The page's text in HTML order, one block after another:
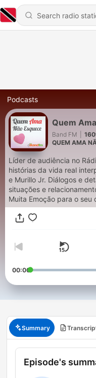
Podcasts
Quem
Band FM
QUEM AMA
Líder de audiência no
histórias da vida real
e Murillo Jr. Diálogos e
situações e
Muita Emoção para o seu
00:00
Summary
Episode's